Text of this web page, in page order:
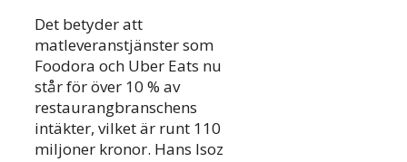
Det betyder att
matleveranstjänster som
Foodora och Uber Eats nu
står för över 10 % av
restaurangbranschens
intäkter, vilket är runt 110
miljoner kronor. Hans Isoz